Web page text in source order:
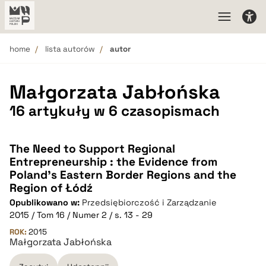
home lista autorów autor
Małgorzata Jabłońska
16 artykuły w 6 czasopismach
The Need to Support Regional
Entrepreneurship : the Evidence from
Poland’s Eastern Border Regions and the
Region of Łódź
Opublikowano w: Przedsiębiorczość i Zarządzanie
2015 / Tom 16 / Numer 2 / s. 13 - 29
ROK: 2015
Małgorzata Jabłońska